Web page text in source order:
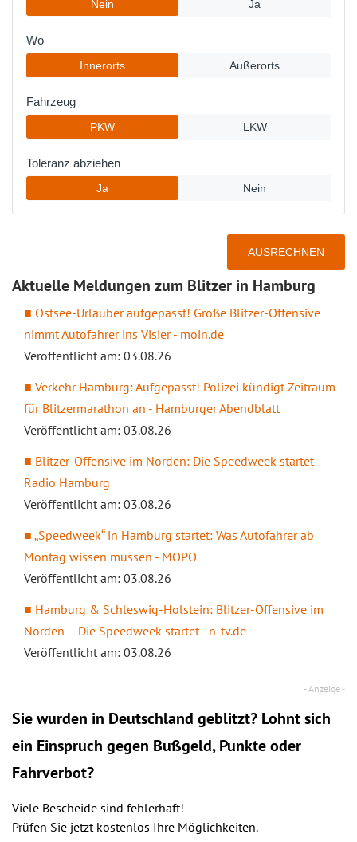
Aktuelle Meldungen zum Blitzer in Hamburg
Ostsee-Urlauber aufgepasst! Große Blitzer-Offensive
nimmt Autofahrer ins Visier - moin.de
Veröffentlicht am: 03.08.26
Verkehr Hamburg: Aufgepasst! Polizei kündigt Zeitraum
für Blitzermarathon an - Hamburger Abendblatt
Veröffentlicht am: 03.08.26
Blitzer-Offensive im Norden: Die Speedweek startet -
Radio Hamburg
Veröffentlicht am: 03.08.26
„Speedweek“ in Hamburg startet: Was Autofahrer ab
Montag wissen müssen - MOPO
Veröffentlicht am: 03.08.26
Hamburg & Schleswig-Holstein: Blitzer-Offensive im
Norden – Die Speedweek startet - n-tv.de
Veröffentlicht am: 03.08.26
Sie wurden in Deutschland geblitzt? Lohnt sich
ein Einspruch gegen Bußgeld, Punkte oder
Fahrverbot?
Viele Bescheide sind fehlerhaft!
Prüfen Sie jetzt kostenlos Ihre Möglichkeiten.